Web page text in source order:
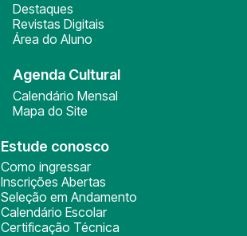
Destaques
Revistas Digitais
Área do Aluno
Agenda Cultural
Calendário Mensal
Mapa do Site
Estude conosco
Como ingressar
Inscrições Abertas
Seleção em Andamento
Calendário Escolar
Certificação Técnica